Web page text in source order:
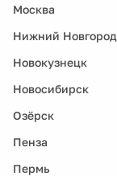
Москва
Нижний Новгород
Новокузнецк
Новосибирск
Озёрск
Пенза
Пермь